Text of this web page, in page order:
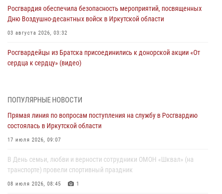
Росгвардия обеспечила безопасность мероприятий, посвященных
Дню Воздушно-десантных войск в Иркутской области
03 августа 2026, 03:32
Росгвардейцы из Братска присоединились к донорской акции «От
сердца к сердцу» (видео)
Сотрудники Росгвардии нашли и вернули родственникам
30 июля 2026, 07:37
Росгвардия передала на нужды СВО более 200 единиц оружия от
30 июля 2026, 06:13
При силовой поддержке СОБР Росгвардии в Иркутской области
ПОПУЛЯРНЫЕ НОВОСТИ
Прямая линия по вопросам поступления на службу в Росгвардию
состоялась в Иркутской области
17 июля 2026, 09:07
В День семьи, любви и верности сотрудники ОМОН «Шквал» (на
транспорте) провели спортивный праздник
08 июля 2026, 08:45 1